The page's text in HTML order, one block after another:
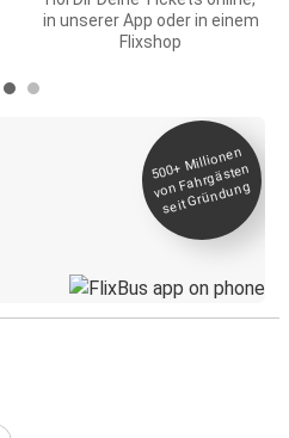
in unserer App oder in einem
Flixshop
500+
Millionen
von Fahrgästen
seit
Gründung